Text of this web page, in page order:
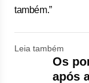
também.”
Leia também
Os
após